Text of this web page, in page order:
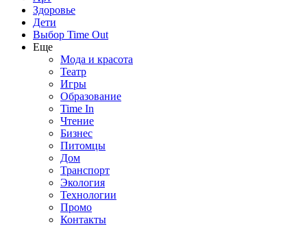
Здоровье
Дети
Выбор Time Out
Еще
Мода и красота
Театр
Игры
Образование
Time In
Чтение
Бизнес
Питомцы
Дом
Транспорт
Экология
Технологии
Промо
Контакты